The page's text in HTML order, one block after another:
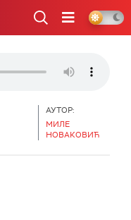
АУТОР:
МИЛЕ
НОВАКОВИЋ